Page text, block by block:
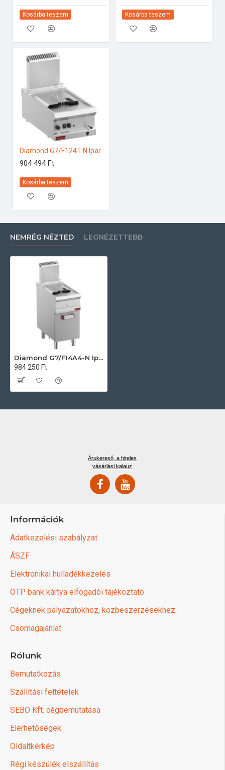
Kosárba teszem Kosárba teszem
904 494 Ft
Kosárba teszem
NEMRÉG NÉZTED LEGNÉZETTEBB
Diamond G7/F14A4-N Ipari gázos fritőz
984 250 Ft
Árukereső, a hiteles
vásárlási kalauz
Információk
Adatkezelési szabályzat
ÁSZF
Elektronikai hulladékkezelés
OTP bank kártya elfogadói tájékoztató
Cégeknek pályázatokhoz, közbeszerzésekhez
Csomagajánlat
Rólunk
Bemutatkozás
Szállítási feltételek
SEBO Kft. cégbemutatása
Elérhetőségek
Oldaltkérkép
Régi készülék elszállítás